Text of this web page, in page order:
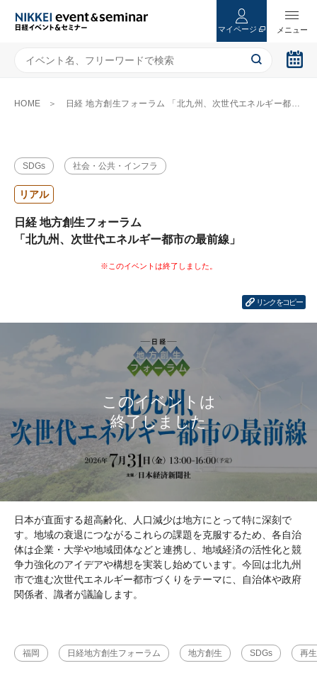
マイページ
HOME 日経 地方創生フォーラム 「北九州、次世代エネルギー都市の最前線」
SDGs 社会・公共・インフラ
リアル
日経 地方創生フォーラム
「北九州、次世代エネルギー都市の最前線」
リンクをコピー
日本が直面する超高齢化、人口減少は地方にとって特に深刻で
す。地域の衰退につながるこれらの課題を克服するため、各自治
体は企業・大学や地域団体などと連携し、地域経済の活性化と競
争力強化のアイデアや構想を実装し始めています。今回は北九州
市で進む次世代エネルギー都市づくりをテーマに、自治体や政府
関係者、識者が議論します。
福岡 日経地方創生フォーラム 地方創生 SDGs 再